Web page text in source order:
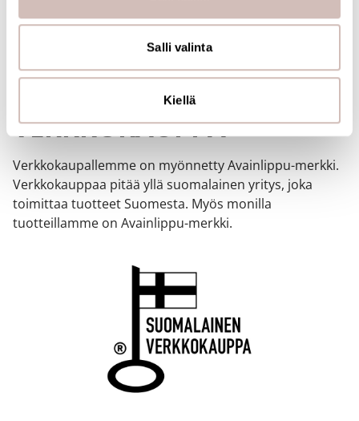
alan kumppaneillemme tietoja siitä, miten käytät
sivustoamme. Kumppanimme voivat yhdistää näitä
tietoja muihin tietoihin, joita olet antanut heille tai joita on
Salli valinta
Kiellä
SUOMALAINEN
VERKKOKAUPPA
Verkkokaupallemme on myönnetty Avainlippu-merkki.
Verkkokauppaa pitää yllä suomalainen yritys, joka
toimittaa tuotteet Suomesta. Myös monilla
tuotteillamme on Avainlippu-merkki.